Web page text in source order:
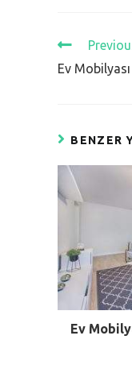
Read
articles
Ev Mobilyası
BENZER
Ev